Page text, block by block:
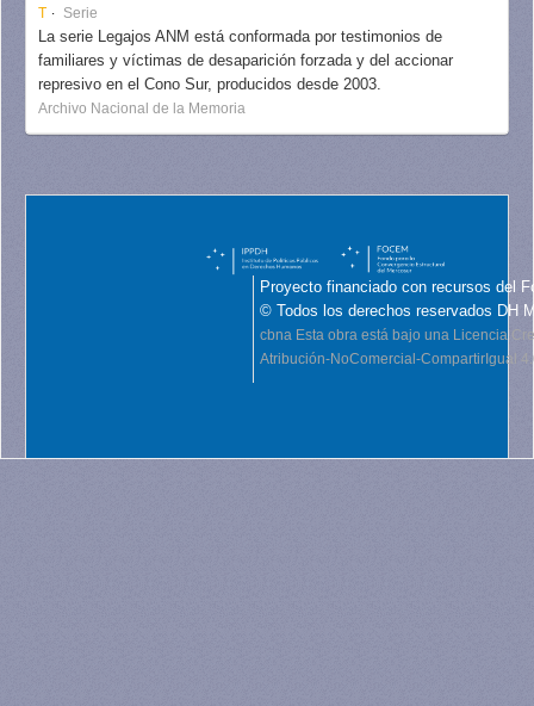
T Serie
La serie Legajos ANM está conformada por testimonios de
familiares y víctimas de desaparición forzada y del accionar
represivo en el Cono Sur, producidos desde 2003.
Archivo Nacional de la Memoria
Proyecto financiado con recursos del
© Todos los derechos reservados DH
cbna Esta obra está bajo una Licencia
Atribución-NoComercial-CompartirIgual